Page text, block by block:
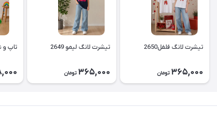
تیشرت لانگ فلفل2650
365,000 تومان
تیشرت لانگ لیمو 2649
365,000 تومان
تاپ و